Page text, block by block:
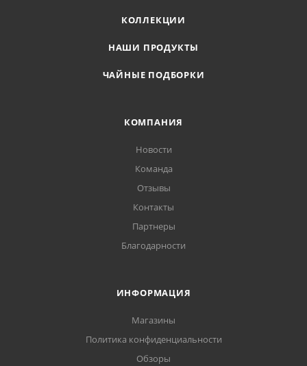
КОЛЛЕКЦИИ
НАШИ ПРОДУКТЫ
ЧАЙНЫЕ ПОДБОРКИ
КОМПАНИЯ
Новости
Команда
Отзывы
Контакты
Партнеры
Благодарности
ИНФОРМАЦИЯ
Магазины
Политика конфиденциальности
Обзоры